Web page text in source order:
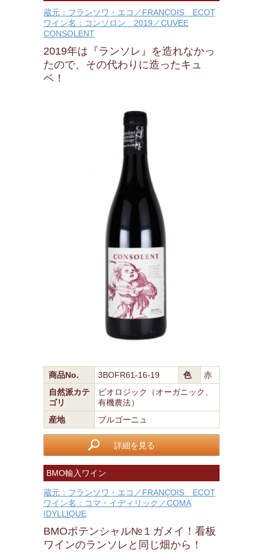
蔵元：フランソワ・エコ／FRANÇOIS ECOT
ワイン名：コンソロン 2019／CUVEE
CONSOLENT
2019年は『ランソレ』を造れなかっ
たので、その代わりに造ったキュ
ベ！
商品No. 3BOFR61-16-19 色
赤
自然派カテ
ゴリ
ビオロジック（オーガニック、
有機農法）
産地
ブルゴーニュ
詳細を見る
BMO輸入ワイン
蔵元：フランソワ・エコ／FRANÇOIS ECOT
ワイン名：コマ・イディリック／COMA
IDYLLIQUE
BMOポテンシャル№１ガメイ！看板
ワインのランソレと同じ畑から！